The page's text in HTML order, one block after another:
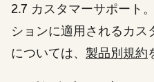
2.7 カスタマーサポート
ションに適用されるカス
については、 製品別規約